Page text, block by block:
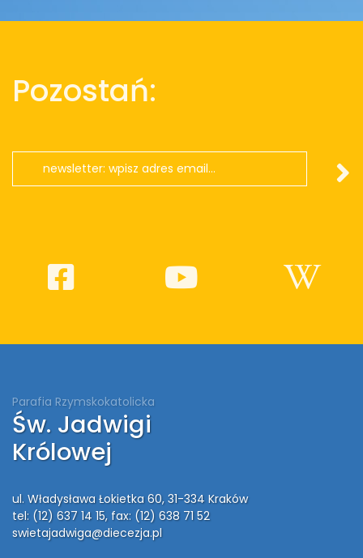
Pozostań:
Parafia Rzymskokatolicka
Św. Jadwigi
Królowej
ul. Władysława Łokietka 60, 31-334 Kraków
tel: (12) 637 14 15, fax: (12) 638 71 52
swietajadwiga@diecezja.pl